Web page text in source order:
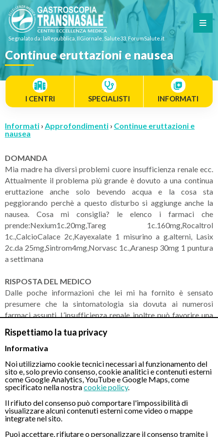
Rispettiamo la tua privacy
Informativa
Noi utilizziamo cookie tecnici necessari al funzionamento del
sito e, solo previo consenso, cookie analitici e contenuti esterni
come Google Analytics, YouTube e Google Maps, come
specificato nella nostracookie policy.
Il rifiuto del consenso può comportare l'impossibilità di
visualizzare alcuni contenuti esterni come video o mappe
integrate nel sito.
Puoi accettare, rifiutare o personalizzare il consenso tramite i
Segnalato da: laRepubblica, IlGiornale, Salute33, ForumSalute.it
Continue eruttazioni e nausea
I CENTRI SPECIALISTI INFORMATI
Informati › Approfondimenti › Continue eruttazioni e
nausea
DOMANDA
Mia madre ha diversi problemi cuore insufficienza renale ecc.
Attualmente il problema più grande è dovuto a una continua
eruttazione anche solo bevendo acqua e la cosa sta
peggiorando perchè a questo disturbo si aggiunge anche la
nausea. Cosa mi consiglia? le elenco i farmaci che
prende:Nexium1c.20mg,Tareg 1c.160mg,Rocaltrol
1c.,CalcioCalace 2c,Kayexalate 1 misurino a g.alterni, Lasix
2c.da 25mg,Sintrom4mg,Norvasc 1c.,Aranesp 30mg 1 puntura
a settimana
RISPOSTA DEL MEDICO
Dalle poche informazioni che lei mi ha fornito è sensato
presumere che la sintomatologia sia dovuta ai numerosi
farmaci assunti. L’insufficienza renale inoltre può favorire una
prima una rivalutazione specialistica
CONTATTI
Chiamaci